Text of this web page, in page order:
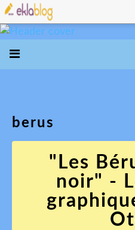
berus
"Les
noir" -